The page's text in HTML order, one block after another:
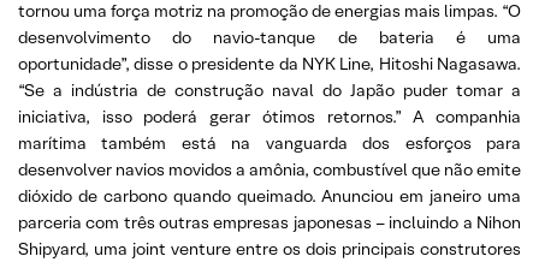
tornou uma força motriz na promoção de energias mais limpas. “O
desenvolvimento do navio-tanque de bateria é uma
oportunidade”, disse o presidente da NYK Line, Hitoshi Nagasawa.
“Se a indústria de construção naval do Japão puder tomar a
iniciativa, isso poderá gerar ótimos retornos.” A companhia
marítima também está na vanguarda dos esforços para
desenvolver navios movidos a amônia, combustível que não emite
dióxido de carbono quando queimado. Anunciou em janeiro uma
parceria com três outras empresas japonesas – incluindo a Nihon
Shipyard, uma joint venture entre os dois principais construtores